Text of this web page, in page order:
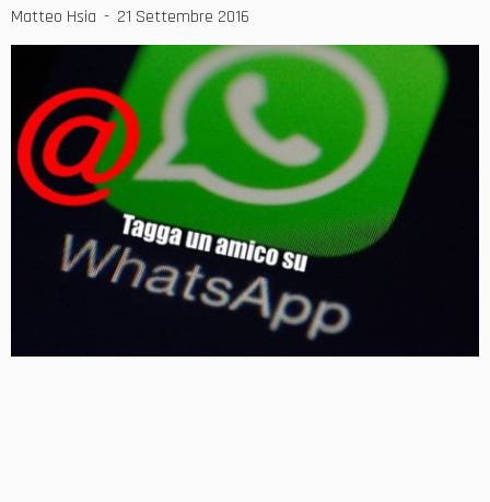
Matteo Hsia 21 Settembre 2016